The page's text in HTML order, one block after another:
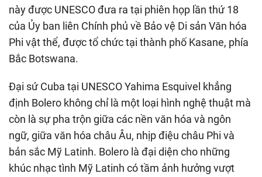
này được UNESCO đưa ra tại phiên họp lần thứ 18
của Ủy ban liên Chính phủ về Bảo vệ Di sản Văn hóa
Phi vật thể, được tổ chức tại thành phố Kasane, phía
Bắc Botswana.
Đại sứ Cuba tại UNESCO Yahima Esquivel khẳng
định Bolero không chỉ là một loại hình nghệ thuật mà
còn là sự pha trộn giữa các nền văn hóa và ngôn
ngữ, giữa văn hóa châu Âu, nhịp điệu châu Phi và
bản sắc Mỹ Latinh. Bolero là đại diện cho những
khúc nhạc tình Mỹ Latinh có tầm ảnh hưởng vượt